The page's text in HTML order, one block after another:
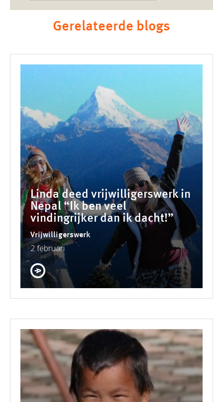
Gerelateerde blogs
Linda deed vrijwilligerswerk in
Nepal “Ik ben veel
vindingrijker dan ik dacht!”
Vrijwilligerswerk
2 februari